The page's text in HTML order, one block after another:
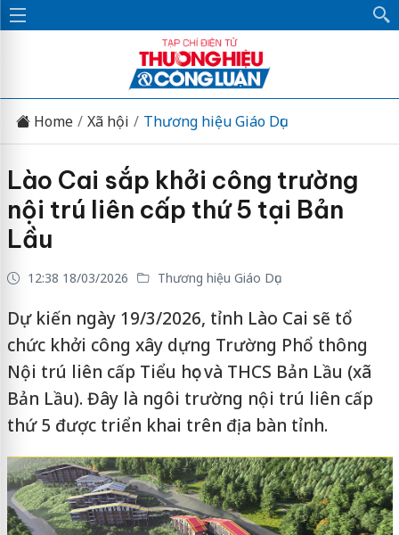
Home Xã hội Thương hiệu Giáo Dục
Lào Cai sắp khởi công trường
nội trú liên cấp thứ 5 tại Bản
Lầu
12:38 18/03/2026 Thương hiệu Giáo Dục
Dự kiến ngày 19/3/2026, tỉnh Lào Cai sẽ tổ
chức khởi công xây dựng Trường Phổ thông
Nội trú liên cấp Tiểu học và THCS Bản Lầu (xã
Bản Lầu). Đây là ngôi trường nội trú liên cấp
thứ 5 được triển khai trên địa bàn tỉnh.